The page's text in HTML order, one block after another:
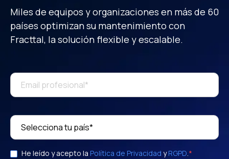
Miles de equipos y organizaciones en más de 60
países optimizan su mantenimiento con
Fracttal, la solución flexible y escalable.
He leído y acepto la Política de Privacidad yRGPD.*